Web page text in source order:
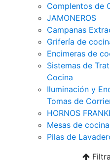
Complentos de
JAMONEROS
Campanas
Grifería de
Encimeras de
Sistemas de
Cocina
Iluminación y
Tomas de
HORNOS
Mesas de
Pilas de